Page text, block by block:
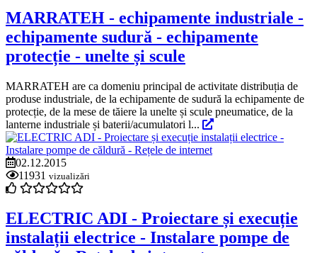
MARRATEH - echipamente industriale -
echipamente sudură - echipamente
protecție - unelte și scule
MARRATEH are ca domeniu principal de activitate distribuția de
produse industriale, de la echipamente de sudură la echipamente de
protecție, de la mese de tăiere la unelte și scule pneumatice, de la
lanterne industriale și baterii/acumulatori l...
02.12.2015
11931 vizualizări
ELECTRIC ADI - Proiectare și execuție
instalații electrice - Instalare pompe de